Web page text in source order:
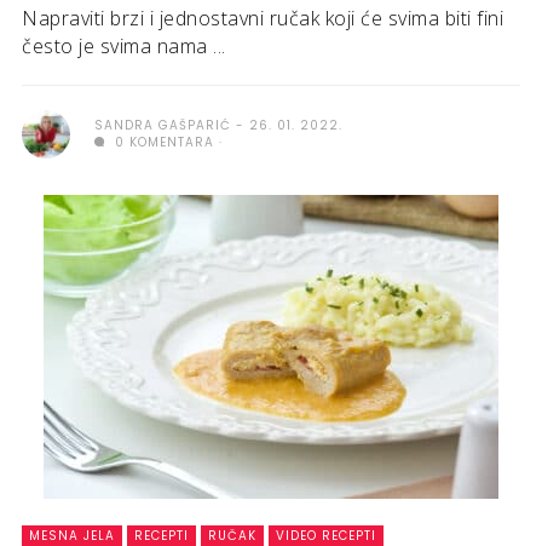
Napraviti brzi i jednostavni ručak koji će svima biti fini
često je svima nama ...
SANDRA GAŠPARIĆ
26. 01. 2022.
0 KOMENTARA
MESNA JELA RECEPTI RUČAK VIDEO RECEPTI